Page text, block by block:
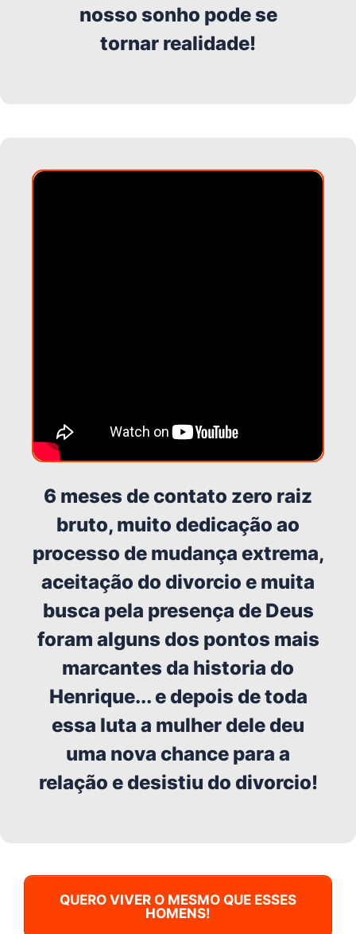
nosso sonho pode se
tornar realidade!
6 meses de contato zero raiz
bruto, muito dedicação ao
processo de mudança extrema,
aceitação do divorcio e muita
busca pela presença de Deus
foram alguns dos pontos mais
marcantes da historia do
Henrique... e depois de toda
essa luta a mulher dele deu
uma nova chance para a
relação e desistiu do divorcio!
QUERO VIVER O MESMO QUE ESSES
HOMENS!